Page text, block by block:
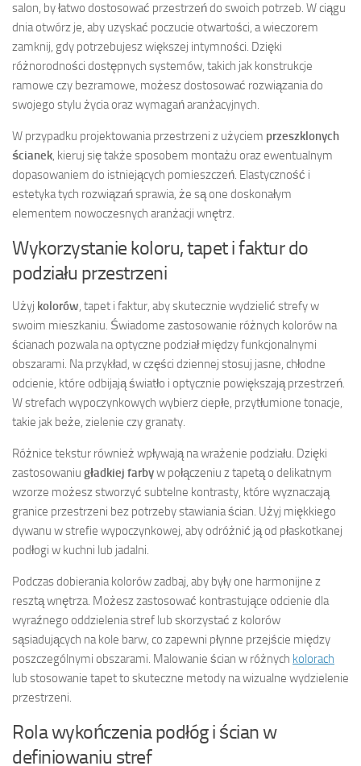
salon, by łatwo dostosować przestrzeń do swoich potrzeb. W ciągu
dnia otwórz je, aby uzyskać poczucie otwartości, a wieczorem
zamknij, gdy potrzebujesz większej intymności. Dzięki
różnorodności dostępnych systemów, takich jak konstrukcje
ramowe czy bezramowe, możesz dostosować rozwiązania do
swojego stylu życia oraz wymagań aranżacyjnych.
W przypadku projektowania przestrzeni z użyciem przeszklonych
ścianek, kieruj się także sposobem montażu oraz ewentualnym
dopasowaniem do istniejących pomieszczeń. Elastyczność i
estetyka tych rozwiązań sprawia, że są one doskonałym
elementem nowoczesnych aranżacji wnętrz.
Wykorzystanie koloru, tapet i faktur do
podziału przestrzeni
Użyj kolorów, tapet i faktur, aby skutecznie wydzielić strefy w
swoim mieszkaniu. Świadome zastosowanie różnych kolorów na
ścianach pozwala na optyczne podział między funkcjonalnymi
obszarami. Na przykład, w części dziennej stosuj jasne, chłodne
odcienie, które odbijają światło i optycznie powiększają przestrzeń.
W strefach wypoczynkowych wybierz ciepłe, przytłumione tonacje,
takie jak beże, zielenie czy granaty.
Różnice tekstur również wpływają na wrażenie podziału. Dzięki
zastosowaniu gładkiej farbyw połączeniu z tapetą o delikatnym
wzorze możesz stworzyć subtelne kontrasty, które wyznaczają
granice przestrzeni bez potrzeby stawiania ścian. Użyj miękkiego
dywanu w strefie wypoczynkowej, aby odróżnić ją od płaskotkanej
podłogi w kuchni lub jadalni.
Podczas dobierania kolorów zadbaj, aby były one harmonijne z
resztą wnętrza. Możesz zastosować kontrastujące odcienie dla
wyraźnego oddzielenia stref lub skorzystać z kolorów
sąsiadujących na kole barw, co zapewni płynne przejście między
poszczególnymi obszarami. Malowanie ścian w różnych kolorach
lub stosowanie tapet to skuteczne metody na wizualne wydzielenie
przestrzeni.
Rola wykończenia podłóg i ścian w
definiowaniu stref